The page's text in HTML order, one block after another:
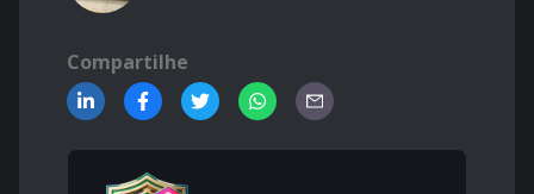
Compartilhe